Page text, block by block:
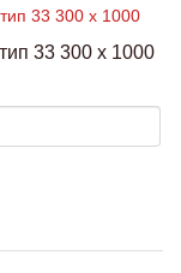
33 300 x 1000